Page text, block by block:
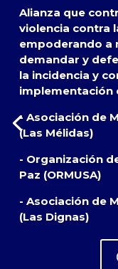
Alianza que
violencia contra
empoderando a
demandar y
la incidencia y
implementación
- Asociación de
(Las Mélidas)
- Organización
Paz (ORMUSA)
- Asociación de
(Las Dignas)